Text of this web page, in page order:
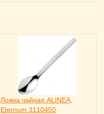
Ложка чайная ALINEA,
Eternum 3110450